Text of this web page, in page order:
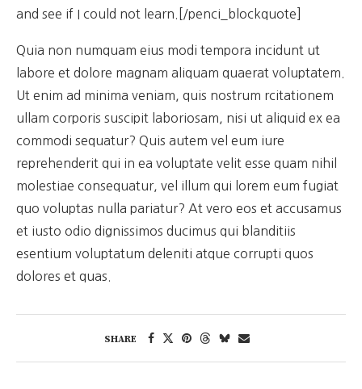
and see if I could not learn.[/penci_blockquote]
Quia non numquam eius modi tempora incidunt ut
labore et dolore magnam aliquam quaerat voluptatem.
Ut enim ad minima veniam, quis nostrum rcitationem
ullam corporis suscipit laboriosam, nisi ut aliquid ex ea
commodi sequatur? Quis autem vel eum iure
reprehenderit qui in ea voluptate velit esse quam nihil
molestiae consequatur, vel illum qui lorem eum fugiat
quo voluptas nulla pariatur? At vero eos et accusamus
et iusto odio dignissimos ducimus qui blanditiis
esentium voluptatum deleniti atque corrupti quos
dolores et quas.
SHARE